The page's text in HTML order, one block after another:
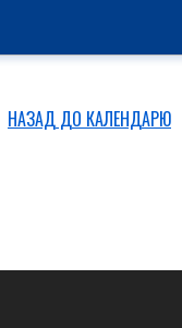
НАЗАД ДО КАЛЕНДАРЮ